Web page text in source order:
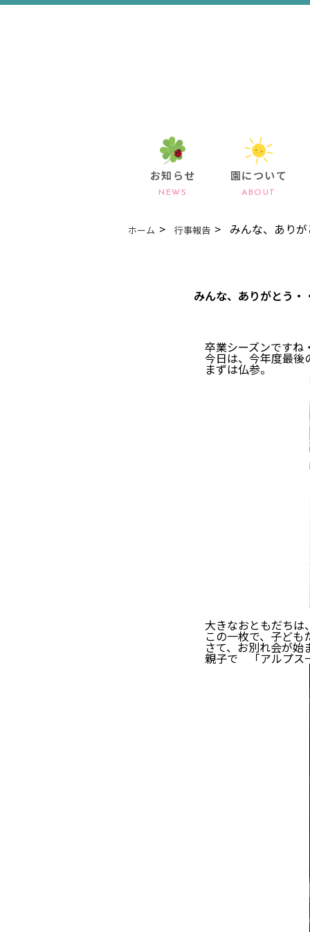
お知らせ
NEWS
園について
ABOUT
ホーム 行事報告 みんな、あり
みんな、ありがとう
卒業シーズンですね
今日は、今年度最後
まずは仏参。
小さいおと
大きなおともだち
この一枚で、子ども
さて、お別れ会が始
親子で 「アルプス